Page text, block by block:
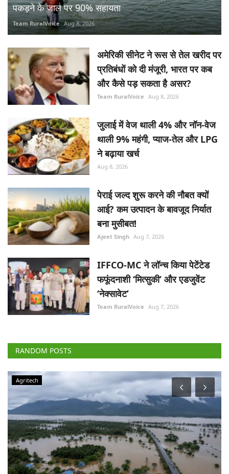
पकड़ने के जाल पर 90% सहायता
Team RuralVoice Aug 8, 2026
अमेरिकी सीनेट ने रूस से तेल खरीद पर
प्रतिबंधों को दी मंजूरी, भारत पर कब
और कैसे पड़ सकता है असर?
Team RuralVoice Aug 8, 2026
जुलाई में वेज थाली 4% और नॉन-वेज
थाली 9% महंगी, प्याज-तेल और LPG
ने बढ़ाया खर्च
Aug 8, 2026
पेराई जल्द शुरू करने की नौबत क्यों
आई? कम उत्पादन के बावजूद निर्यात
बना मुसीबत!
Ajeet Singh Aug 7, 2026
IFFCO-MC ने लॉन्च किया पेटेंटेड
फफूंदनाशी ‘मित्सुकी’ और एडजुवेंट
‘नेक्सावेट’
Team RuralVoice Aug 7, 2026
RANDOM POSTS
Agritech